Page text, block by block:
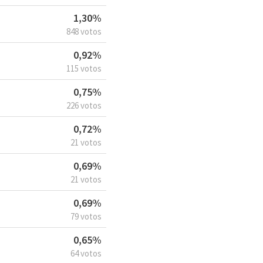
1,30%
848 votos
0,92%
115 votos
0,75%
226 votos
0,72%
21 votos
0,69%
21 votos
0,69%
79 votos
0,65%
64 votos